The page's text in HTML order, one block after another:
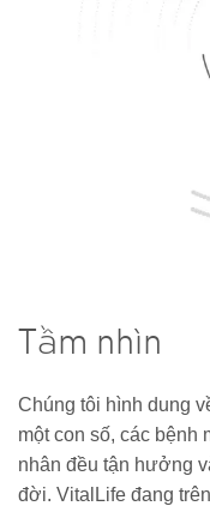
Tầm nhìn
Chúng tôi hình dung
một con số, các bệnh
nhân đều tận hưởng
đời. VitalLife đang